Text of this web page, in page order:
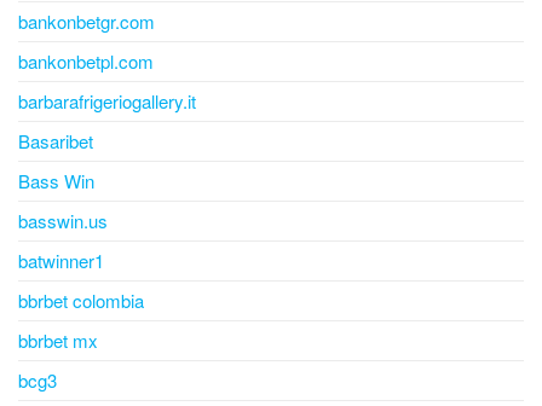
bankonbetgr.com
bankonbetpl.com
barbarafrigeriogallery.it
Basaribet
Bass Win
basswin.us
batwinner1
bbrbet colombia
bbrbet mx
bcg3